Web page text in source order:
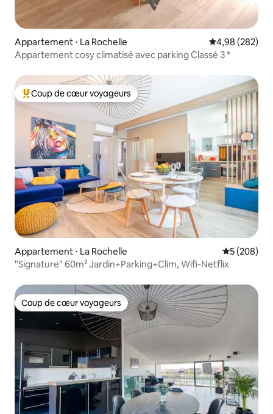
Appartement ⋅ La Rochelle Évaluation
4,98 (282)
Appartement cosy climatisé avec parking Classé 3 *
Coups de cœur voyageurs les plus appréciés
Coup de cœur voyageurs
Appartement ⋅ La Rochelle Évaluation
5 (208)
"Signature" 60m² Jardin+Parking+Clim, Wifi-Netflix
Coup de cœur voyageurs
Coup de cœur voyageurs